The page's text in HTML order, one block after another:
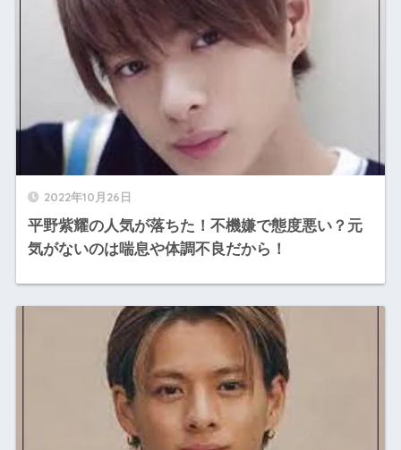
2022年10月26日
平野紫耀の人気が落ちた！不機嫌で態度悪い？元
気がないのは喘息や体調不良だから！